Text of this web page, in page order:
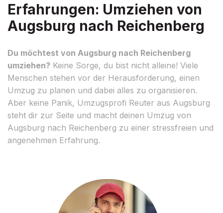
Erfahrungen: Umziehen von
Augsburg nach Reichenberg
Du möchtest von Augsburg nach Reichenberg
umziehen? Keine Sorge, du bist nicht alleine! Viele
Menschen stehen vor der Herausforderung, einen
Umzug zu planen und dabei alles zu organisieren.
Aber keine Panik, Umzugsprofi Reuter aus Augsburg
steht dir zur Seite und macht deinen Umzug von
Augsburg nach Reichenberg zu einer stressfreien und
angenehmen Erfahrung.